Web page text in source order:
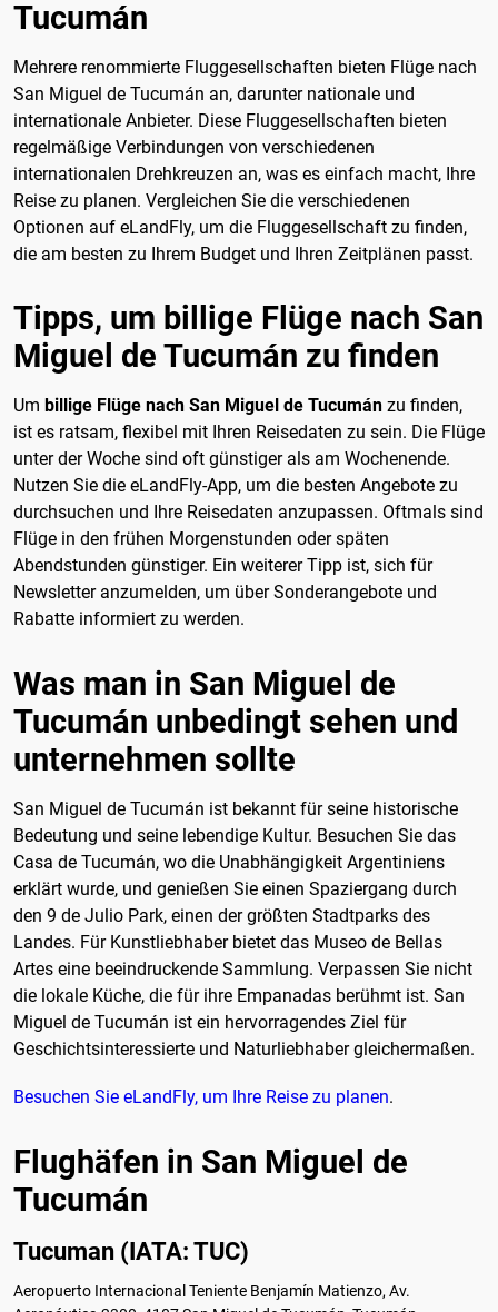
Tucumán
Mehrere renommierte Fluggesellschaften bieten Flüge nach
San Miguel de Tucumán an, darunter nationale und
internationale Anbieter. Diese Fluggesellschaften bieten
regelmäßige Verbindungen von verschiedenen
internationalen Drehkreuzen an, was es einfach macht, Ihre
Reise zu planen. Vergleichen Sie die verschiedenen
Optionen auf eLandFly, um die Fluggesellschaft zu finden,
die am besten zu Ihrem Budget und Ihren Zeitplänen passt.
Tipps, um billige Flüge nach San
Miguel de Tucumán zu finden
Um billige Flüge nach San Miguel de Tucumán zu finden,
ist es ratsam, flexibel mit Ihren Reisedaten zu sein. Die Flüge
unter der Woche sind oft günstiger als am Wochenende.
Nutzen Sie die eLandFly-App, um die besten Angebote zu
durchsuchen und Ihre Reisedaten anzupassen. Oftmals sind
Flüge in den frühen Morgenstunden oder späten
Abendstunden günstiger. Ein weiterer Tipp ist, sich für
Newsletter anzumelden, um über Sonderangebote und
Rabatte informiert zu werden.
Was man in San Miguel de
Tucumán unbedingt sehen und
unternehmen sollte
San Miguel de Tucumán ist bekannt für seine historische
Bedeutung und seine lebendige Kultur. Besuchen Sie das
Casa de Tucumán, wo die Unabhängigkeit Argentiniens
erklärt wurde, und genießen Sie einen Spaziergang durch
den 9 de Julio Park, einen der größten Stadtparks des
Landes. Für Kunstliebhaber bietet das Museo de Bellas
Artes eine beeindruckende Sammlung. Verpassen Sie nicht
die lokale Küche, die für ihre Empanadas berühmt ist. San
Miguel de Tucumán ist ein hervorragendes Ziel für
Geschichtsinteressierte und Naturliebhaber gleichermaßen.
Besuchen Sie eLandFly, um Ihre Reise zu planen.
Flughäfen in San Miguel de
Tucumán
Tucuman (IATA: TUC)
Aeropuerto Internacional Teniente Benjamín Matienzo, Av.